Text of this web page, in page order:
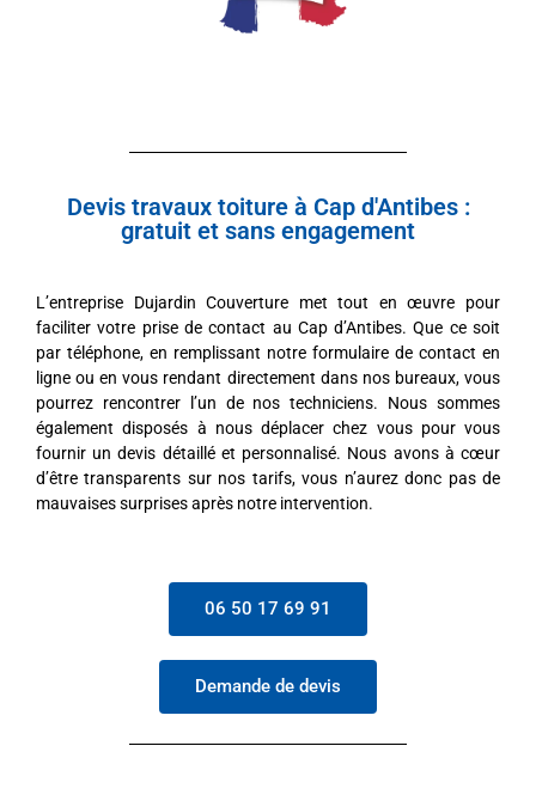
Devis travaux toiture à Cap d'Antibes :
gratuit et sans engagement
L’entreprise Dujardin Couverture met tout en œuvre pour
faciliter votre prise de contact au Cap d’Antibes. Que ce soit
par téléphone, en remplissant notre formulaire de contact en
ligne ou en vous rendant directement dans nos bureaux, vous
pourrez rencontrer l’un de nos techniciens. Nous sommes
également disposés à nous déplacer chez vous pour vous
fournir un devis détaillé et personnalisé. Nous avons à cœur
d’être transparents sur nos tarifs, vous n’aurez donc pas de
mauvaises surprises après notre intervention.
06 50 17 69 91
Demande de devis